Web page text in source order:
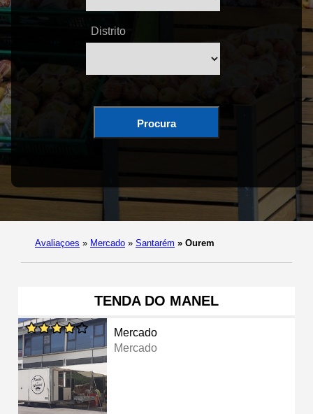
Distrito
Procura
Avaliaçoes » Mercado » Santarém » Ourem
TENDA DO MANEL
Mercado
Mercado